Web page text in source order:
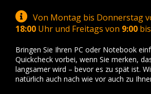
Von Montag bis Donnerstag
18:00 Uhr und Freitags von 9:00 bis
Bringen Sie Ihren PC oder Notebook
Quickcheck vorbei, wenn Sie merken,
langsamer wird – bevor es zu spät ist.
natürlich auch nach wie vor auch zu